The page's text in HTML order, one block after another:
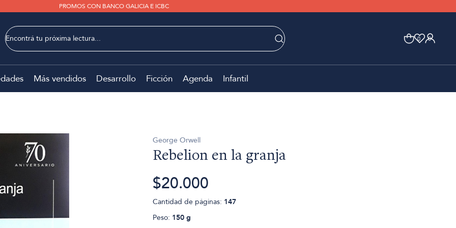
PROMOS CON BANCO GALICIA E ICBC
0 0
Más vendidos Desarrollo Ficción Agenda Infantil
George Orwell
Rebelion en la granja
$20.000
Cantidad de páginas: 147
Peso: 150 g